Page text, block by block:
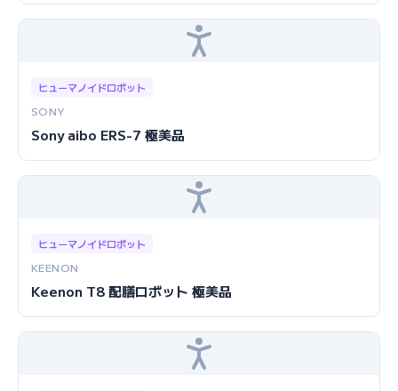
ヒューマノイドロボット
SONY
Sony aibo ERS-7 極美品
ヒューマノイドロボット
KEENON
Keenon T8 配膳ロボット 極美品